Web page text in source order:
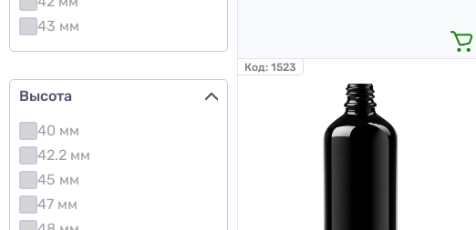
43 мм
Высота
40 мм
42.2 мм
45 мм
47 мм
Код: 1523